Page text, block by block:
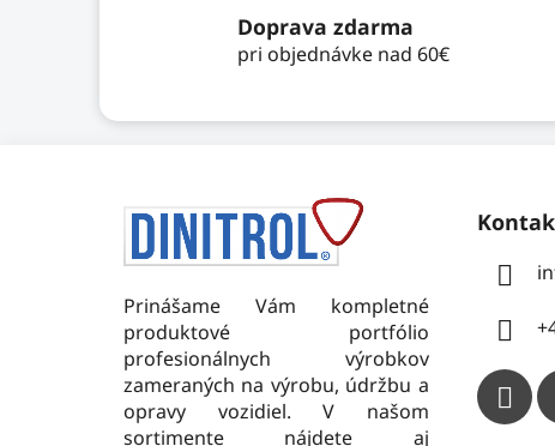
Doprava zdarma
pri objednávke nad 60€
Prinášame Vám kompletné
produktové portfólio
profesionálnych výrobkov
zameraných na výrobu, údržbu a
opravy vozidiel. V našom
sortimente nájdete aj